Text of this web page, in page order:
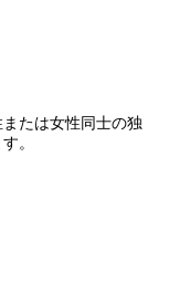
たは女性同士の独
。